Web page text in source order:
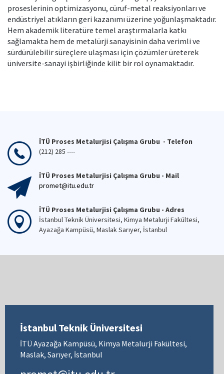
proseslerinin optimizasyonu, cüruf-metal reaksiyonları ve
endüstriyel atıkların geri kazanımı üzerine yoğunlaşmaktadır.
Hem akademik literatüre temel araştırmalarla katkı
sağlamakta hem de metalürji sanayisinin daha verimli ve
sürdürülebilir süreçlere ulaşması için çözümler üreterek
üniversite-sanayi işbirliğinde kilit bir rol oynamaktadır.
İTÜ Proses Metalurjisi Çalışma Grubu - Telefon
(212) 285 ----
İTÜ Proses Metalurjisi Çalışma Grubu - Mail
promet@itu.edu.tr
İTÜ Proses Metalurjisi Çalışma Grubu - Adres
İstanbul Teknik Üniversitesi, Kimya Metalurji Fakültesi,
Ayazağa Kampüsü, Maslak Sarıyer, İstanbul
İstanbul Teknik Üniversitesi
İTÜ Ayazağa Kampüsü, Kimya Metalurji Fakültesi,
Maslak, Sarıyer, İstanbul